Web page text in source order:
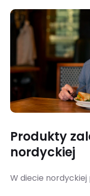
Produkty
nordyckiej
W diecie nordyckiej